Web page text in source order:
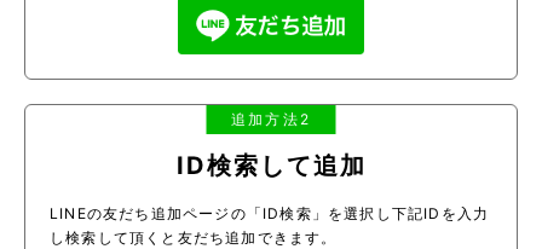
追加方法2
ID検索して追加
LINEの友だち追加ページの「ID検索」を選択し下記IDを入力
し検索して頂くと友だち追加できます。